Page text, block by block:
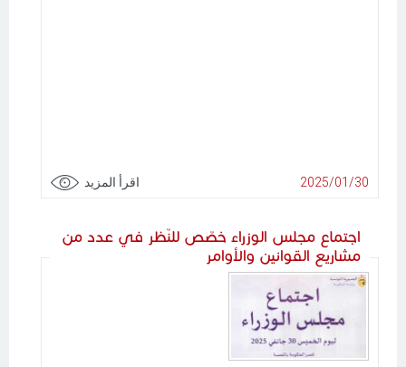
2025/01/30 اقرأ المزيد
اجتماع مجلس الوزراء خصّص للنّظر في عدد من
مشاريع القوانين والأوامر